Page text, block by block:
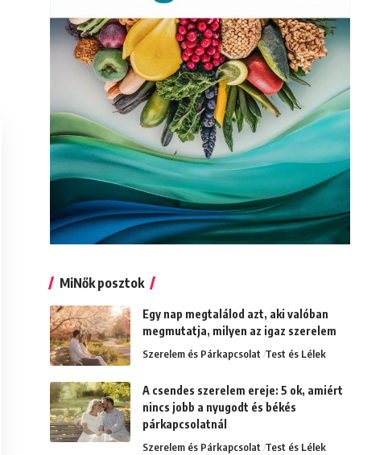
MiNők posztok
Egy nap megtalálod azt, aki valóban
megmutatja, milyen az igaz szerelem
Szerelem és Párkapcsolat Test és Lélek
A csendes szerelem ereje: 5 ok, amiért
nincs jobb a nyugodt és békés
párkapcsolatnál
Szerelem és Párkapcsolat Test és Lélek